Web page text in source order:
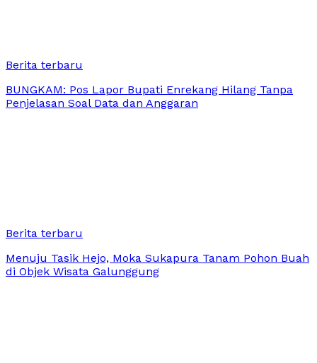
Berita terbaru
BUNGKAM: Pos Lapor Bupati Enrekang Hilang Tanpa
Penjelasan Soal Data dan Anggaran
Berita terbaru
Menuju Tasik Hejo, Moka Sukapura Tanam Pohon Buah
di Objek Wisata Galunggung